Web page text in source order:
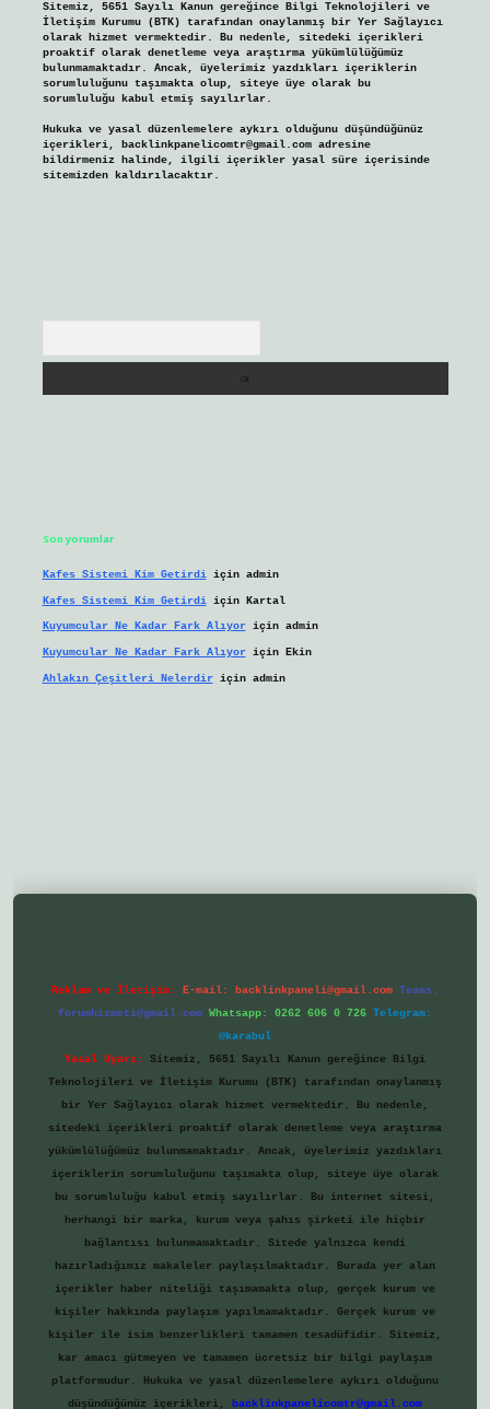
Sitemiz, 5651 Sayılı Kanun gereğince Bilgi Teknolojileri ve
İletişim Kurumu (BTK) tarafından onaylanmış bir Yer Sağlayıcı
olarak hizmet vermektedir. Bu nedenle, sitedeki içerikleri
proaktif olarak denetleme veya araştırma yükümlülüğümüz
bulunmamaktadır. Ancak, üyelerimiz yazdıkları içeriklerin
sorumluluğunu taşımakta olup, siteye üye olarak bu
sorumluluğu kabul etmiş sayılırlar.
Hukuka ve yasal düzenlemelere aykırı olduğunu düşündüğünüz
içerikleri, backlinkpanelicomtr@gmail.comadresine
bildirmeniz halinde, ilgili içerikler yasal süre içerisinde
sitemizden kaldırılacaktır.
Son yorumlar
Kafes Sistemi Kim Getirdiiçin admin
Kafes Sistemi Kim Getirdiiçin Kartal
Kuyumcular Ne Kadar Fark Alıyoriçin admin
Kuyumcular Ne Kadar Fark Alıyoriçin Ekin
Ahlakın Çeşitleri Nelerdiriçin admin
Reklam ve İletişim: E-mail: backlinkpaneli@gmail.com Teams:
forumhizmeti@gmail.com Whatsapp: 0262 606 0 726 Telegram:
@karabul
Yasal Uyarı:
Sitemiz, 5651 Sayılı Kanun gereğince Bilgi
Teknolojileri ve İletişim Kurumu (BTK) tarafından onaylanmış
bir Yer Sağlayıcı olarak hizmet vermektedir. Bu nedenle,
sitedeki içerikleri proaktif olarak denetleme veya araştırma
yükümlülüğümüz bulunmamaktadır. Ancak, üyelerimiz yazdıkları
içeriklerin sorumluluğunu taşımakta olup, siteye üye olarak
bu sorumluluğu kabul etmiş sayılırlar. Bu internet sitesi,
herhangi bir marka, kurum veya şahıs şirketi ile hiçbir
bağlantısı bulunmamaktadır. Sitede yalnızca kendi
hazırladığımız makaleler paylaşılmaktadır. Burada yer alan
içerikler haber niteliği taşımamakta olup, gerçek kurum ve
kişiler hakkında paylaşım yapılmamaktadır. Gerçek kurum ve
kişiler ile isim benzerlikleri tamamen tesadüfidir. Sitemiz,
kar amacı gütmeyen ve tamamen ücretsiz bir bilgi paylaşım
platformudur. Hukuka ve yasal düzenlemelere aykırı olduğunu
düşündüğünüz içerikleri,
backlinkpanelicomtr@gmail.com